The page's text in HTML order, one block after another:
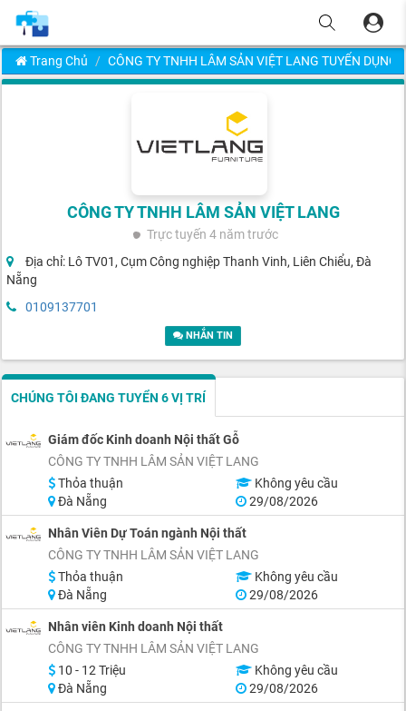
Trang Chủ CÔNG TY TNHH LÂM SẢN VIỆT LANG TUYỂN DỤNG
CÔNG TY TNHH LÂM SẢN VIỆT LANG
Trực tuyến 4 năm trước
Địa chỉ: Lô TV01, Cụm Công nghiệp Thanh Vinh, Liên Chiểu, Đà
Nẵng
0109137701
NHẮN TIN
CHÚNG TÔI ĐANG TUYỂN 6 VỊ TRÍ
Giám đốc Kinh doanh Nội thất Gỗ
CÔNG TY TNHH LÂM SẢN VIỆT LANG
Thỏa thuận
Không yêu cầu
Đà Nẵng
29/08/2026
Nhân Viên Dự Toán ngành Nội thất
CÔNG TY TNHH LÂM SẢN VIỆT LANG
Thỏa thuận
Không yêu cầu
Đà Nẵng
29/08/2026
Nhân viên Kinh doanh Nội thất
CÔNG TY TNHH LÂM SẢN VIỆT LANG
10 - 12 Triệu
Không yêu cầu
Đà Nẵng
29/08/2026